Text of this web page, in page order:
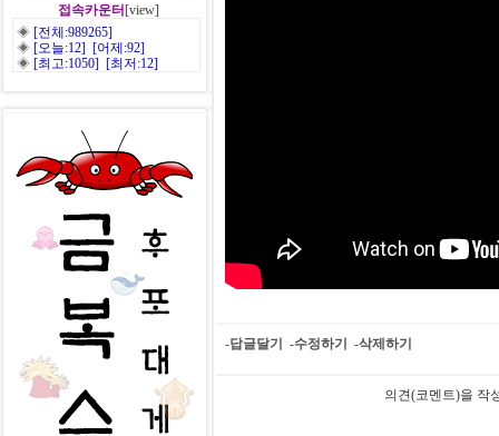
접속카운터 [view]
◈ [전체:989265]
◈ [오늘:12] [어제:92]
◈ [최고:1050] [최저:12]
-답글달기 -수정하기 -삭제하기
의견(코멘트)을 작